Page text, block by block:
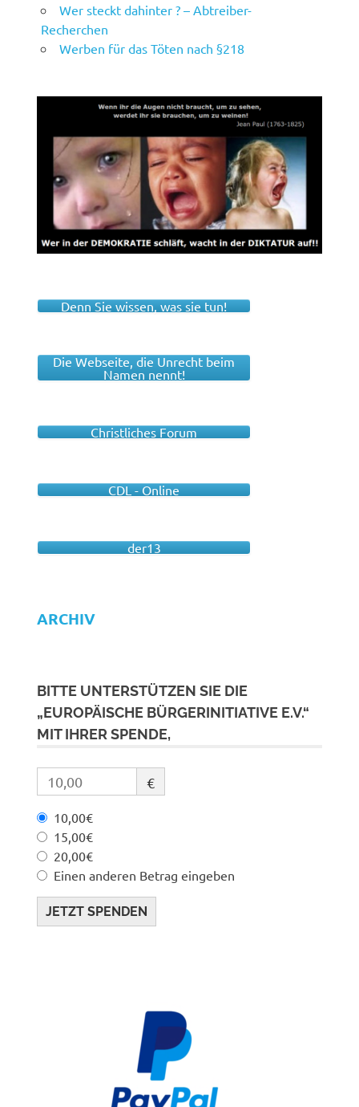
Wer steckt dahinter ? – Abtreiber-
Recherchen
Werben für das Töten nach §218
Denn Sie wissen, was sie tun!
Die Webseite, die Unrecht beim
Namen nennt!
Christliches Forum
CDL - Online
der13
ARCHIV
BITTE UNTERSTÜTZEN SIE DIE
„EUROPÄISCHE BÜRGERINITIATIVE E.V.“
MIT IHRER SPENDE,
€
10,00€
15,00€
20,00€
Einen anderen Betrag eingeben
JETZT SPENDEN